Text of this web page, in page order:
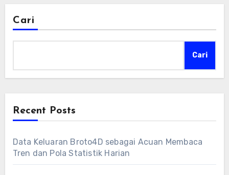
Cari
Cari
Recent Posts
Data Keluaran Broto4D sebagai Acuan Membaca
Tren dan Pola Statistik Harian